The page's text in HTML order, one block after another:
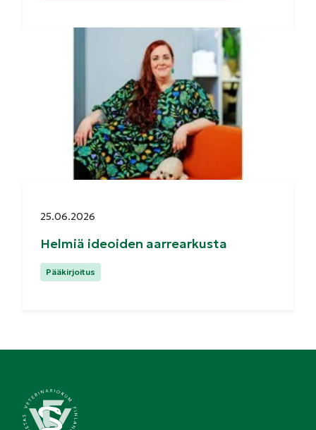
Helmiä ideoiden aarrearkusta
Julkaistu:
25.06.2026
Kategoriat:
Pääkirjoitus